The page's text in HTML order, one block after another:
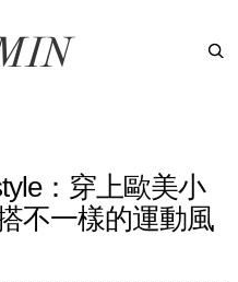
：穿上歐美小
不一樣的運動風